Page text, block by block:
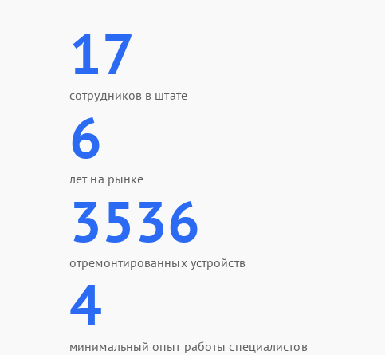
17
сотрудников в штате
6
лет на рынке
3536
отремонтированных устройств
4
минимальный опыт работы специалистов